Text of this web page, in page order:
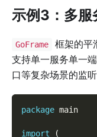
示例3：多服
GoFrame
框架的平
支持单一服务单一
口等复杂场景的监听
package main
import (